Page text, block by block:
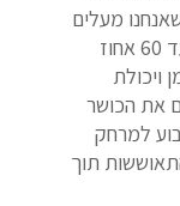
מעלים
דופק לרמה גבוהה ומורידים לאזור ה50 עד 60 אחוז
ויכולת
את הכושר
למרחק
תוך